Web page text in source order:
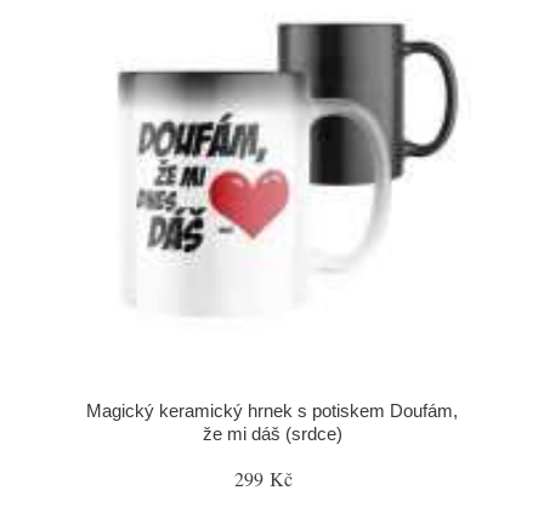
Magický keramický hrnek s potiskem Doufám,
že mi dáš (srdce)
299 Kč